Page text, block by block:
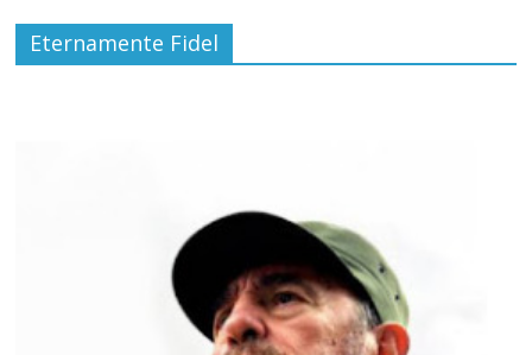
Eternamente Fidel